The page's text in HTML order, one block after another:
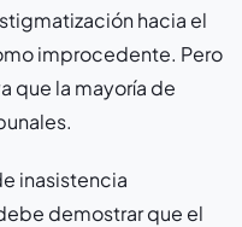
hacia el
improcedente. Pero
que la mayoría de
inasistencia
demostrar que el